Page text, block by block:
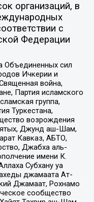
организаций, в
с
Федерации
сил
Ичкерии и
война,
Партия исламского
группа,
Туркестана,
возрождения
Джунд аш-Шам,
Кавказ, АБТО,
Джабха аль-
имени К.
Субхану уа
джамаата Ат-
Джамаат, Рохнамо
сообщество